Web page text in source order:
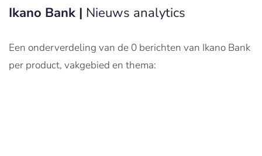
Ikano Bank | Nieuws analytics
Een onderverdeling van de 0 berichten van Ikano Bank
per product, vakgebied en thema: